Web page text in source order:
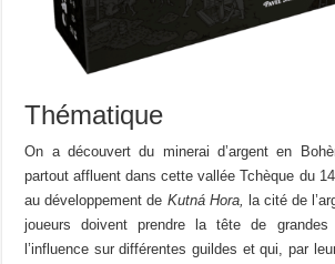
Thématique
On a découvert du minerai d’argent en
partout affluent dans cette vallée Tchèque du
au développement de Kutná Hora, la cité de
joueurs doivent prendre la tête de
l’influence sur différentes guildes et qui, par